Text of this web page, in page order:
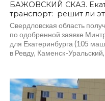
БАЖОВСКИЙ СКАЗ.
транспорт: решит ли
Свердловская область
по одобренной заявке
для Екатеринбурга (105
в Ревду, Каменск-